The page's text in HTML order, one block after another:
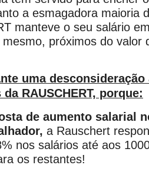
a esmagadora maioria
manteve o seu salário
mesmo, próximos do valor
uma desconsideração
RAUSCHERT, porque:
de aumento salarial
a Rauschert
nos salários até aos
os restantes!